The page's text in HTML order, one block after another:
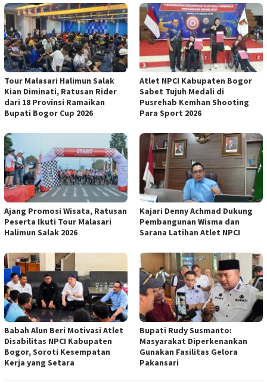
Tour Malasari Halimun Salak
Kian Diminati, Ratusan Rider
dari 18 Provinsi Ramaikan
Bupati Bogor Cup 2026
Atlet NPCI Kabupaten Bogor
Sabet Tujuh Medali di
Pusrehab Kemhan Shooting
Para Sport 2026
Ajang Promosi Wisata, Ratusan
Peserta Ikuti Tour Malasari
Halimun Salak 2026
Kajari Denny Achmad Dukung
Pembangunan Wisma dan
Sarana Latihan Atlet NPCI
Babah Alun Beri Motivasi Atlet
Disabilitas NPCI Kabupaten
Bogor, Soroti Kesempatan
Kerja yang Setara
Bupati Rudy Susmanto:
Masyarakat Diperkenankan
Gunakan Fasilitas Gelora
Pakansari